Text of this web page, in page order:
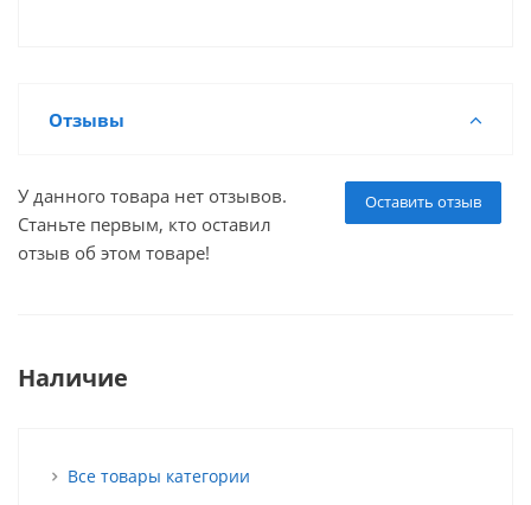
Отзывы
Оставить отзыв
У данного товара нет отзывов.
Станьте первым, кто оставил
отзыв об этом товаре!
Наличие
Все товары категории